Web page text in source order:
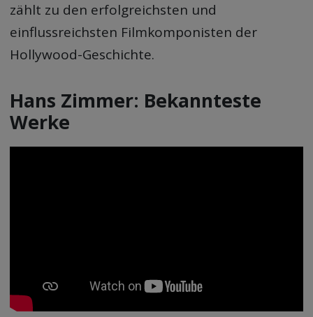
zählt zu den erfolgreichsten und
einflussreichsten Filmkomponisten der
Hollywood-Geschichte.
Hans Zimmer: Bekannteste
Werke